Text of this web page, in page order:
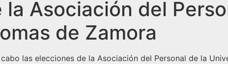
la Asociación del
de Zamora
las elecciones de la Asociación del Personal de la